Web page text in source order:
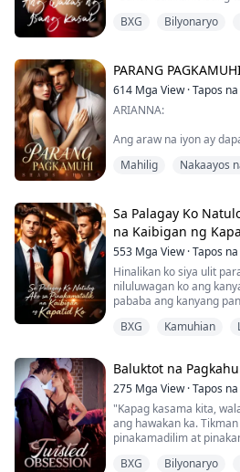
mou...." Tinitingnan siya
na toro. Naramdaman
'Gaano ka kayabang ang
ang nakalipas, halos
kung saan siya ik...
BXG Bilyonaryo
PARANG
614 Mga View·Tapos na
ARIANNA:
Ang araw na iyon ay
Hanggang ngayon,
kanya, at sinunod ko
XANDER:
Siya ang lahat sa akin,
pagkatao. Pero biglang
Mahilig Nakaayos
Sa Palagay Ko
na Kaibigan ng
553 Mga View·Tapos na
Hinalikan ko siya ulit
niluluwagan ko ang
pababa ang kanyang
malaki siya pero hindi
"Ano'ng problema,
siya, nakatitig sa akin.
BXG Kamuhian
Baluktot na
275 Mga View·Tapos na
"Kapag kasama kita,
ang hawakan ka.
pinakamadilim at
BXG Bilyonaryo